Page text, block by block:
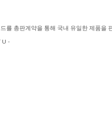
총판계약을 통해 국내 유일한 제품을
U -